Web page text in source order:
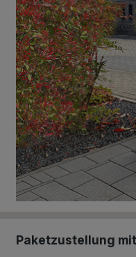
Paketzustellung